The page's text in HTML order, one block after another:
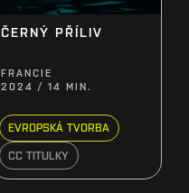
ČERNÝ PŘÍLIV
FRANCIE
2024 / 14 MIN.
EVROPSKÁ TVORBA
CC TITULKY